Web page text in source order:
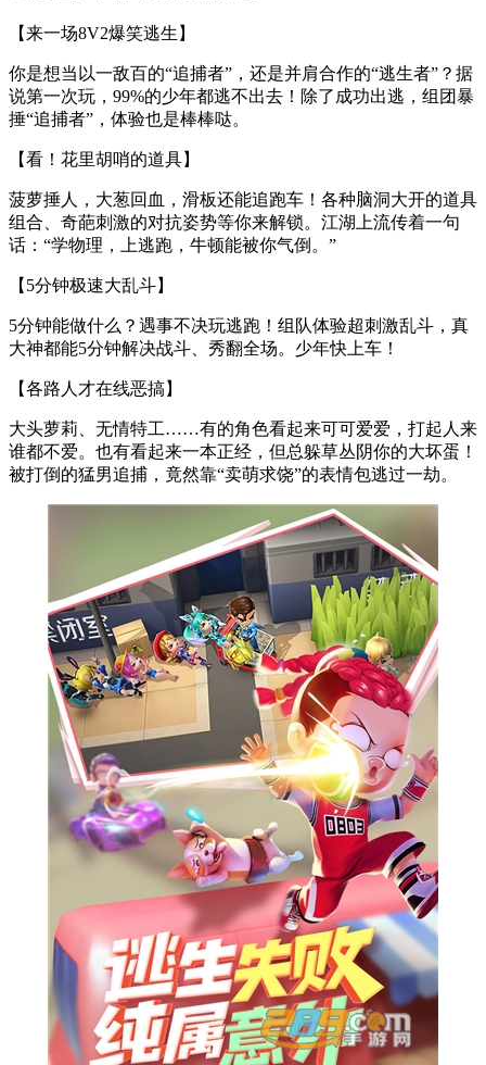
【来一场8V2爆笑逃生】
你是想当以一敌百的“追捕者”，还是并肩合作的“逃生者”？据
说第一次玩，99%的少年都逃不出去！除了成功出逃，组团暴
捶“追捕者”，体验也是棒棒哒。
【看！花里胡哨的道具】
菠萝捶人，大葱回血，滑板还能追跑车！各种脑洞大开的道具
组合、奇葩刺激的对抗姿势等你来解锁。江湖上流传着一句
话：“学物理，上逃跑，牛顿能被你气倒。”
【5分钟极速大乱斗】
5分钟能做什么？遇事不决玩逃跑！组队体验超刺激乱斗，真
大神都能5分钟解决战斗、秀翻全场。少年快上车！
【各路人才在线恶搞】
大头萝莉、无情特工……有的角色看起来可可爱爱，打起人来
谁都不爱。也有看起来一本正经，但总躲草丛阴你的大坏蛋！
被打倒的猛男追捕，竟然靠“卖萌求饶”的表情包逃过一劫。